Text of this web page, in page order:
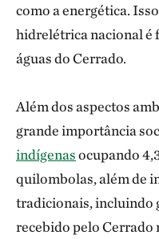
como a energética.
hidrelétrica nacional é
águas do Cerrado.
Além dos aspectos
grande importância
indígenasocupando
quilombolas, além de
tradicionais, incluindo
recebido pelo Cerrado